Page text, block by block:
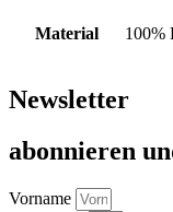
Material 100%
Newsletter
abon­nie­ren
Vorname